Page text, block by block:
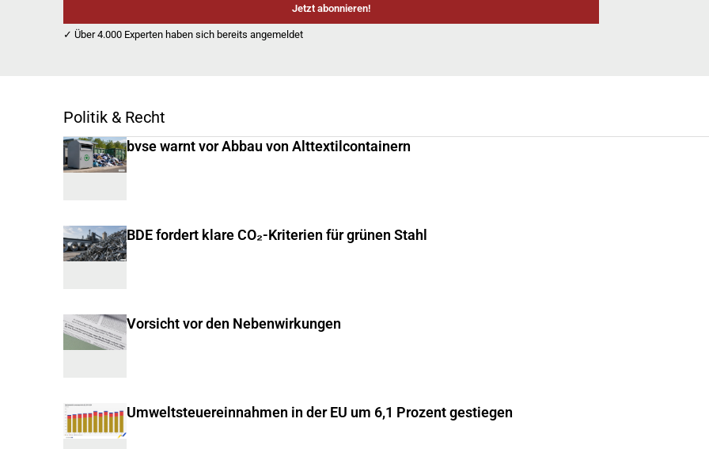
Jetzt abonnieren!
✓ Über 4.000 Experten haben sich bereits angemeldet
Politik & Recht
bvse warnt vor Abbau von Alttextilcontainern
BDE fordert klare CO₂-Kriterien für grünen Stahl
Vorsicht vor den Nebenwirkungen
Umweltsteuereinnahmen in der EU um 6,1 Prozent gestiegen